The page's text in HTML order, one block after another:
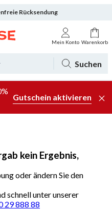
Rücksendung
Angebote
Mein Konto Warenkorb
Suchen
Gutschein aktivieren
kein Ergebnis,
oder ändern Sie den
schnell unter unserer
29 888 88